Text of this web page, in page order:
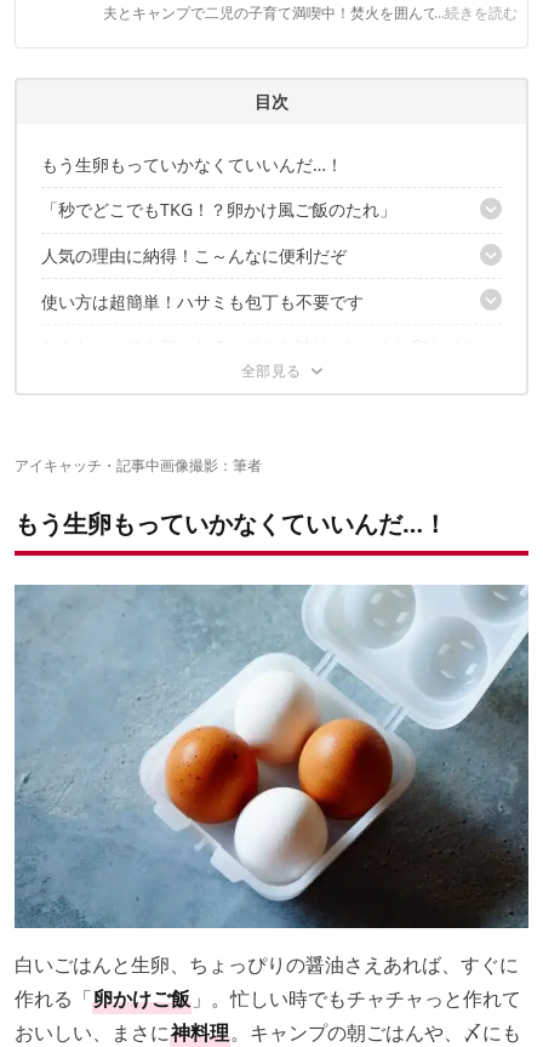
夫とキャンプで二児の子育て満喫中！焚火を囲んで、お酒片手
アさん！」 「J-wave」などTV・ラジオ番組でもおいしい情報を
キャンパー。
...続きを読む
國塩亜矢子のプロフィール
目次
もう生卵もっていかなくていいんだ…！
「秒でどこでもTKG！？卵かけ風ご飯のたれ」
8個入りと3個入りがある
人気の理由に納得！こ～んなに便利だぞ
ここがいい１｜長い間、常温保存できちゃう
ここがいい３｜お弁当にも便利なんです
使い方は超簡単！ハサミも包丁も不要です
【1】たまご不要で手軽に「焼きすきやき」
【3】ペーストにして、トーストのお供にも
【4】クリーミーなソースに変身？！タコのソテー
【結論】TKGだけじゃない、万能ソースです
✓あわせて読みたい
アイキャッチ・記事中画像撮影：筆者
もう生卵もっていかなくていいんだ…！
白いごはんと生卵、ちょっぴりの醤油さえあれば、すぐに
作れる「卵かけご飯 」。忙しい時でもチャチャっと作れて
おいしい、まさに神料理。キャンプの朝ごはんや、〆にも